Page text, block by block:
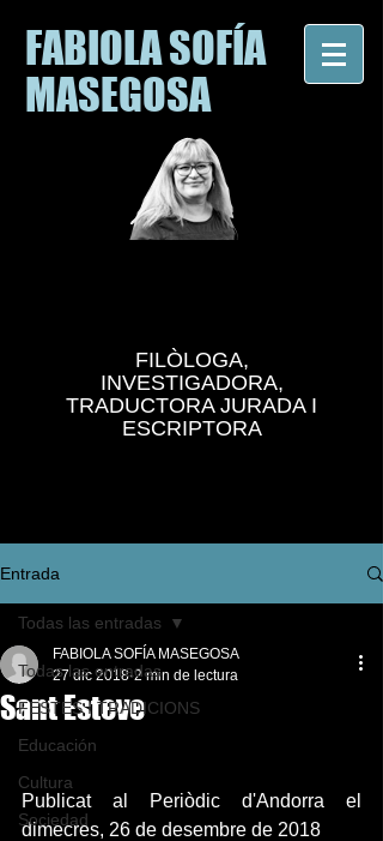
FABIOLA SOFÍA
MASEGOSA
FILÒLOGA,
INVESTIGADORA,
TRADUCTORA JURADA I
ESCRIPTORA
Entrada
Todas las entradas
FESTES I TRADICIONS
Educación
Cultura
Sociedad
Todas las entradas
Sant Esteve
FABIOLA SOFÍA MASEGOSA
27 dic 2018 2 min de lectura
Publicat al Periòdic d'Andorra el
dimecres, 26 de desembre de 2018